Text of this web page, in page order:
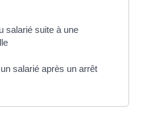
salarié suite à une
salarié après un arrêt